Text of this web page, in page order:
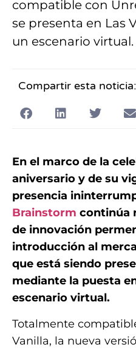
compatible con
se presenta en Las
un escenario virtual.
Compartir esta noticia:
En el marco de la
aniversario y de su
presencia
Brainstorm continúa
de innovación
introducción al
que está siendo
mediante la puesta
escenario virtual.
Totalmente
Vanilla, la nueva